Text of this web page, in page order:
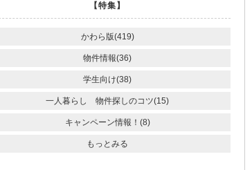
【特集】
かわら版(419)
物件情報(36)
学生向け(38)
一人暮らし 物件探しのコツ(15)
キャンペーン情報！(8)
もっとみる